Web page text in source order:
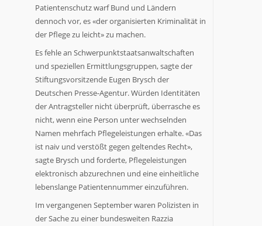
Patientenschutz warf Bund und Ländern
dennoch vor, es «der organisierten Kriminalität in
der Pflege zu leicht» zu machen.
Es fehle an Schwerpunktstaatsanwaltschaften
und speziellen Ermittlungsgruppen, sagte der
Stiftungsvorsitzende Eugen Brysch der
Deutschen Presse-Agentur. Würden Identitäten
der Antragsteller nicht überprüft, überrasche es
nicht, wenn eine Person unter wechselnden
Namen mehrfach Pflegeleistungen erhalte. «Das
ist naiv und verstößt gegen geltendes Recht»,
sagte Brysch und forderte, Pflegeleistungen
elektronisch abzurechnen und eine einheitliche
lebenslange Patientennummer einzuführen.
Im vergangenen September waren Polizisten in
der Sache zu einer bundesweiten Razzia